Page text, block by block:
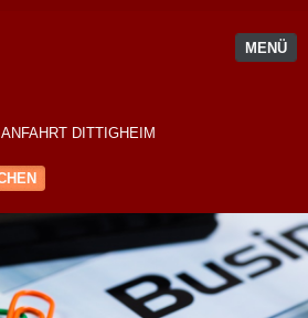
MENÜ
ANFAHRT DITTIGHEIM